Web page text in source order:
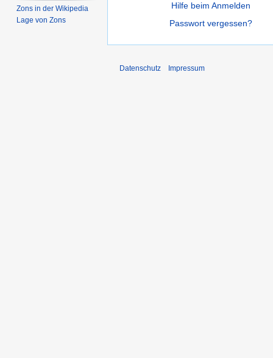
Hilfe beim Anmelden
Passwort vergessen?
Zons in der Wikipedia
Lage von Zons
Datenschutz Impressum